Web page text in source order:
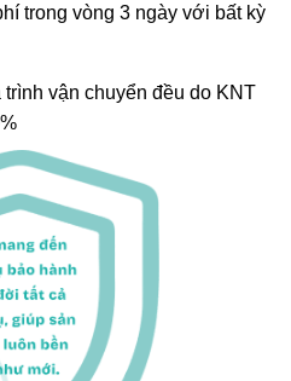
trong vòng 3 ngày với bất kỳ
trình vận chuyển đều do KNT